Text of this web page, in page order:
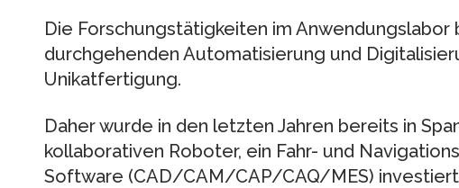
Die Forschungstätigkeiten im Anwendungslabor
durchgehenden Automatisierung und
Unikatfertigung.
Daher wurde in den letzten Jahren bereits in
kollaborativen Roboter, ein Fahr- und
Software (CAD/CAM/CAP/CAQ/MES)